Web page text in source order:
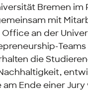
Bremen im
mit
Officean der
Teams
die
am Ende einerJury